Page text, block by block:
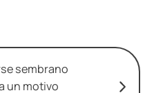
sembrano
un motivo